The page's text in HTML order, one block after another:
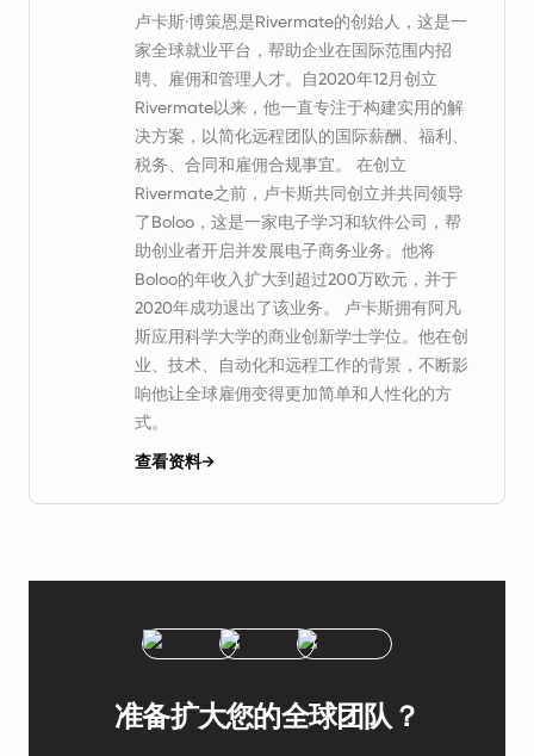
卢卡斯·博策恩是Rivermate的创始人，这是一
家全球就业平台，帮助企业在国际范围内招
聘、雇佣和管理人才。自2020年12月创立
Rivermate以来，他一直专注于构建实用的解
决方案，以简化远程团队的国际薪酬、福利、
税务、合同和雇佣合规事宜。 在创立
Rivermate之前，卢卡斯共同创立并共同领导
了Boloo，这是一家电子学习和软件公司，帮
助创业者开启并发展电子商务业务。他将
Boloo的年收入扩大到超过200万欧元，并于
2020年成功退出了该业务。 卢卡斯拥有阿凡
斯应用科学大学的商业创新学士学位。他在创
业、技术、自动化和远程工作的背景，不断影
响他让全球雇佣变得更加简单和人性化的方
式。
查看资料→
准备扩大您的全球团队？